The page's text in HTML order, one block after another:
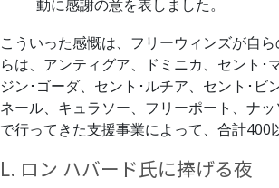
動に感謝の意を表しました。
こういった感慨は、フリーウィンズが自
らは、アンティグア、ドミニカ、セント･
ジン･ゴーダ、セント･ルチア、セント･
ネール、キュラソー、フリーポート、ナッ
で行ってきた支援事業によって、合計400
L. ロン ハバード氏に捧げる夜